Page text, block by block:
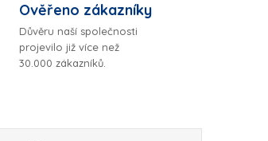
Ověřeno zákazníky
Důvěru naší společnosti
projevilo již více než
30.000 zákazníků.